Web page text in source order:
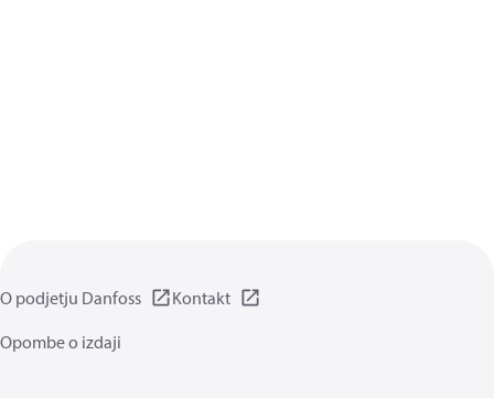
O podjetju Danfoss
Kontakt
Opombe o izdaji